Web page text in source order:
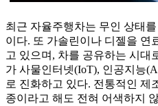
최근 자율주행차는 무인 상태
이다. 또 가솔린이나 디젤을 연
고 있으며, 차를 공유하는 시대
가 사물인터넷(IoT), 인공지능
로 진화하고 있다. 전통적인 제
종이라고 해도 전혀 어색하지